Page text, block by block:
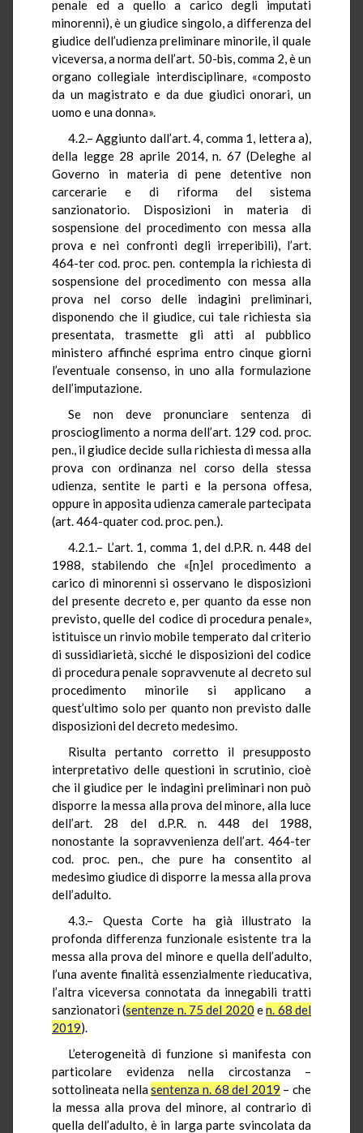
penale ed a quello a carico degli imputati
minorenni), è un giudice singolo, a differenza del
giudice dell’udienza preliminare minorile, il quale
viceversa, a norma dell’art. 50-bis, comma 2, è un
organo collegiale interdisciplinare, «composto
da un magistrato e da due giudici onorari, un
uomo e una donna».
4.2.– Aggiunto dall’art. 4, comma 1, lettera a),
della legge 28 aprile 2014, n. 67 (Deleghe al
Governo in materia di pene detentive non
carcerarie e di riforma del sistema
sanzionatorio. Disposizioni in materia di
sospensione del procedimento con messa alla
prova e nei confronti degli irreperibili), l’art.
464-ter cod. proc. pen. contempla la richiesta di
sospensione del procedimento con messa alla
prova nel corso delle indagini preliminari,
disponendo che il giudice, cui tale richiesta sia
presentata, trasmette gli atti al pubblico
ministero affinché esprima entro cinque giorni
l’eventuale consenso, in uno alla formulazione
dell’imputazione.
Se non deve pronunciare sentenza di
proscioglimento a norma dell’art. 129 cod. proc.
pen., il giudice decide sulla richiesta di messa alla
prova con ordinanza nel corso della stessa
udienza, sentite le parti e la persona offesa,
oppure in apposita udienza camerale partecipata
(art. 464-quater cod. proc. pen.).
4.2.1.– L’art. 1, comma 1, del d.P.R. n. 448 del
1988, stabilendo che «[n]el procedimento a
carico di minorenni si osservano le disposizioni
del presente decreto e, per quanto da esse non
previsto, quelle del codice di procedura penale»,
istituisce un rinvio mobile temperato dal criterio
di sussidiarietà, sicché le disposizioni del codice
di procedura penale sopravvenute al decreto sul
procedimento minorile si applicano a
quest’ultimo solo per quanto non previsto dalle
disposizioni del decreto medesimo.
Risulta pertanto corretto il presupposto
interpretativo delle questioni in scrutinio, cioè
che il giudice per le indagini preliminari non può
disporre la messa alla prova del minore, alla luce
dell’art. 28 del d.P.R. n. 448 del 1988,
nonostante la sopravvenienza dell’art. 464-ter
cod. proc. pen., che pure ha consentito al
medesimo giudice di disporre la messa alla prova
dell’adulto.
4.3.– Questa Corte ha già illustrato la
profonda differenza funzionale esistente tra la
messa alla prova del minore e quella dell’adulto,
l’una avente finalità essenzialmente rieducativa,
l’altra viceversa connotata da innegabili tratti
sanzionatori (sentenze n. 75 del 2020 en. 68 del
2019).
L’eterogeneità di funzione si manifesta con
particolare evidenza nella circostanza –
sottolineata nellasentenza n. 68 del 2019 – che
la messa alla prova del minore, al contrario di
quella dell’adulto, è in larga parte svincolata da